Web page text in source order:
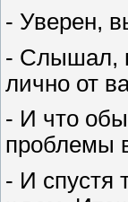
- Уверен,
- Слышал,
лично от
- И что
проблемы
- И спустя